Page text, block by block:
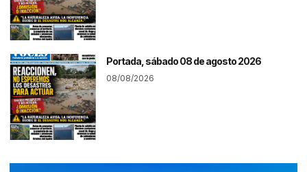
Portada, sábado 08 de agosto 2026
08/08/2026